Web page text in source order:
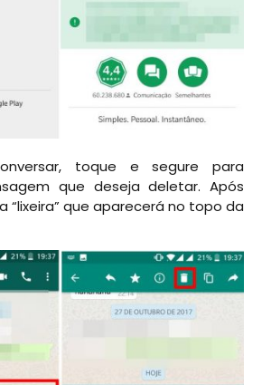
toque e segure para
que deseja deletar. Após
“lixeira” que aparecerá no topo da